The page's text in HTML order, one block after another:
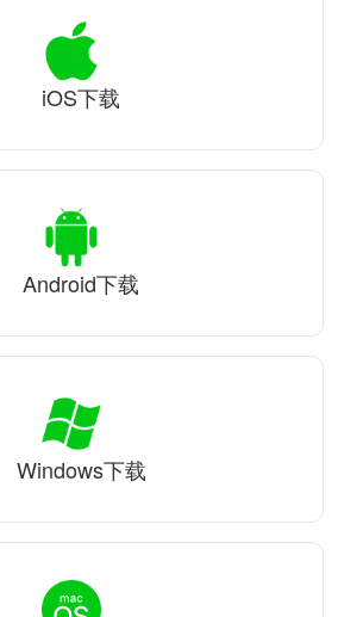
iOS下载
Android下载
Windows下载